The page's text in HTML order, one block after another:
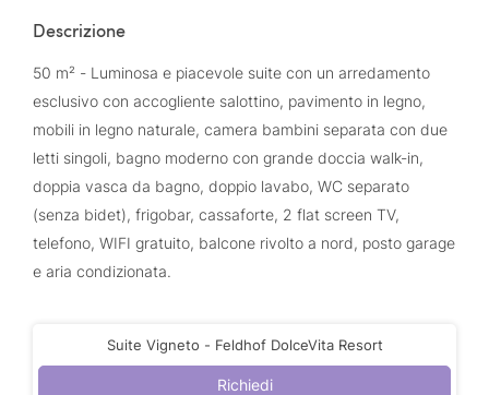
Descrizione
50 m² - Luminosa e piacevole suite con un arredamento
esclusivo con accogliente salottino, pavimento in legno,
mobili in legno naturale, camera bambini separata con due
letti singoli, bagno moderno con grande doccia walk-in,
doppia vasca da bagno, doppio lavabo, WC separato
(senza bidet), frigobar, cassaforte, 2 flat screen TV,
telefono, WIFI gratuito, balcone rivolto a nord, posto garage
e aria condizionata.
Suite Vigneto - Feldhof DolceVita Resort
Richiedi